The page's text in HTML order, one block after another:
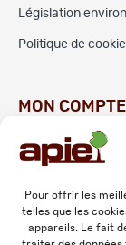
Pour offrir les
telles que les
appareils. Le fait
Législation
Politique de
MON COMPTE
Commandes
Adresses
Mes informations